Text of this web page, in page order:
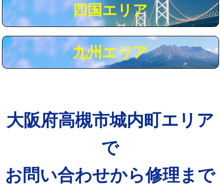
※給水管工事は20mmまでの価格です。
四国エリア
九州エリア
大阪府高槻市城内町エリア
で
お問い合わせから修理まで